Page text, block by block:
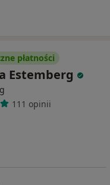
płatności
Estemberg
111 opinii